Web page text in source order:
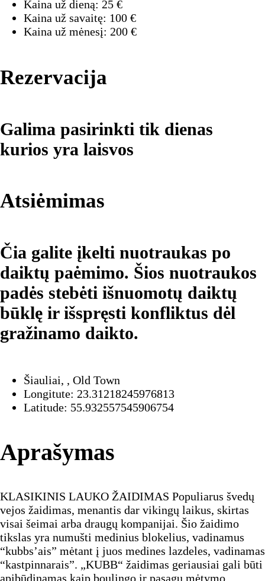
Kaina už dieną: 25 €
Kaina už savaitę: 100 €
Kaina už mėnesį: 200 €
Rezervacija
Galima pasirinkti tik dienas
kurios yra laisvos
Atsiėmimas
Čia galite įkelti nuotraukas po
daiktų paėmimo. Šios nuotraukos
padės stebėti išnuomotų daiktų
būklę ir išspręsti konfliktus dėl
gražinamo daikto.
Šiauliai, , Old Town
Longitute: 23.31218245976813
Latitude: 55.932557545906754
Aprašymas
KLASIKINIS LAUKO ŽAIDIMAS Populiarus švedų
vejos žaidimas, menantis dar vikingų laikus, skirtas
visai šeimai arba draugų kompanijai. Šio žaidimo
tikslas yra numušti medinius blokelius, vadinamus
“kubbs’ais” mėtant į juos medines lazdeles, vadinamas
“kastpinnarais”. „KUBB“ žaidimas geriausiai gali būti
apibūdinamas kaip boulingo ir pasagų mėtymo